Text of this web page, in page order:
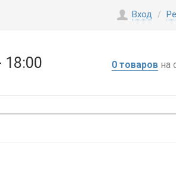
Вход /
0 товаров на
18:00